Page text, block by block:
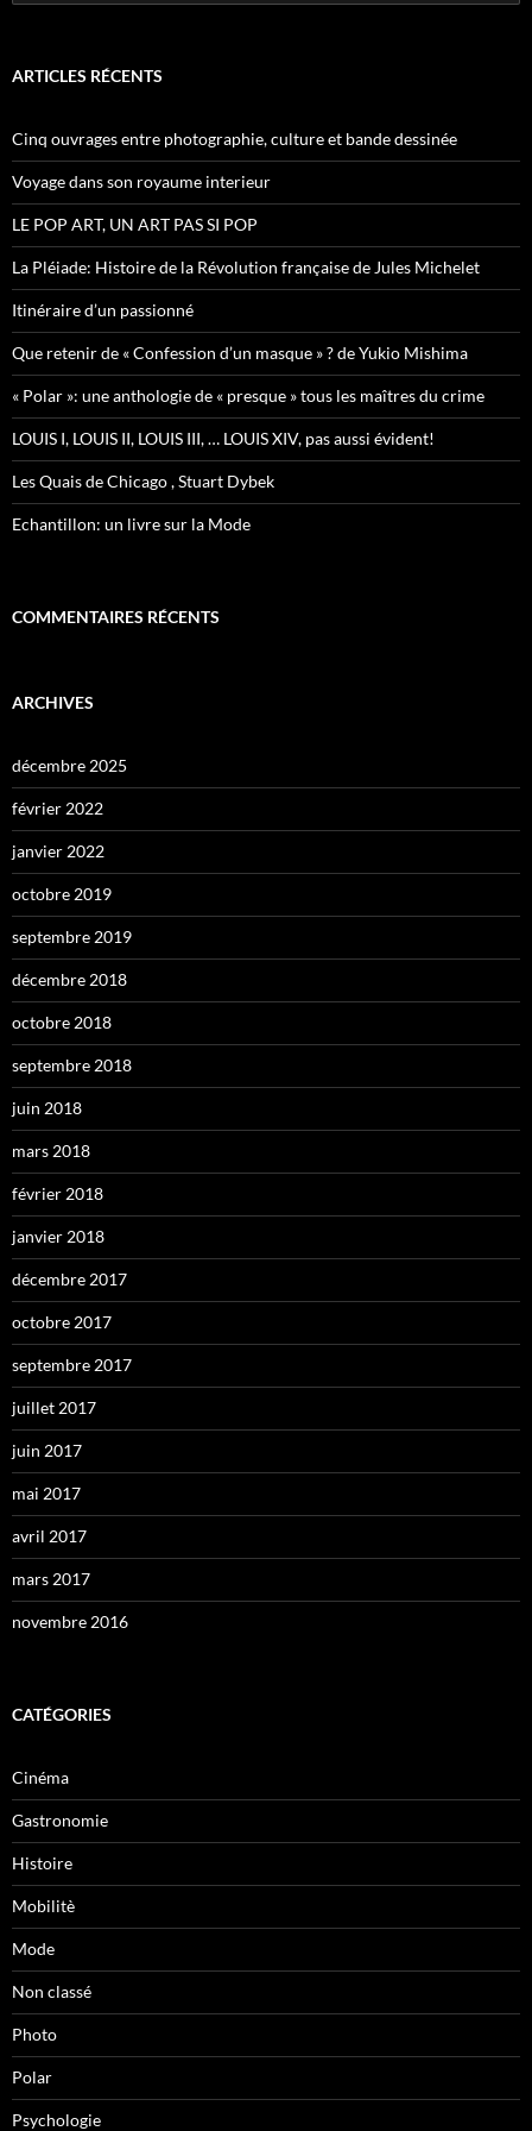
e
e
h
e
r
:
ARTICLES RÉCENTS
Cinq ouvrages entre photographie, culture et bande dessinée
Voyage dans son royaume interieur
LE POP ART, UN ART PAS SI POP
La Pléiade: Histoire de la Révolution française de Jules Michelet
Itinéraire d’un passionné
Que retenir de « Confession d’un masque » ? de Yukio Mishima
« Polar »: une anthologie de « presque » tous les maîtres du crime
LOUIS I, LOUIS II, LOUIS III, … LOUIS XIV, pas aussi évident!
Les Quais de Chicago , Stuart Dybek
Echantillon: un livre sur la Mode
COMMENTAIRES RÉCENTS
ARCHIVES
décembre 2025
février 2022
janvier 2022
octobre 2019
septembre 2019
décembre 2018
octobre 2018
septembre 2018
juin 2018
mars 2018
février 2018
janvier 2018
décembre 2017
octobre 2017
septembre 2017
juillet 2017
juin 2017
mai 2017
avril 2017
mars 2017
novembre 2016
CATÉGORIES
Cinéma
Gastronomie
Histoire
Mobilitè
Mode
Non classé
Photo
Polar
Psychologie